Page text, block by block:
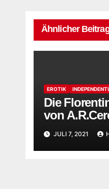
Ähnlicher
EROTIK
Die
von
JULI 7, 2021